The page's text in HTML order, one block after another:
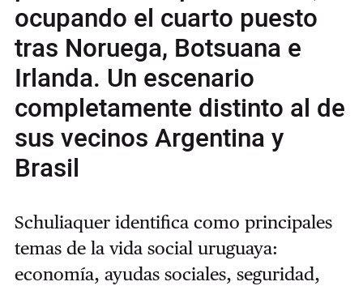
ocupando el cuarto puesto
tras Noruega, Botsuana e
Irlanda. Un escenario
completamente distinto al de
sus vecinos Argentina y
Brasil
Schuliaquer identifica como principales
temas de la vida social uruguaya:
economía, ayudas sociales, seguridad,